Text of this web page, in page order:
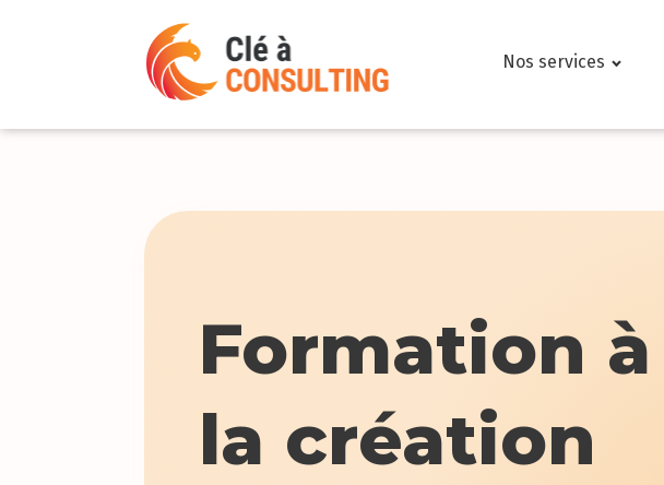
Nos services
Formation à
la création